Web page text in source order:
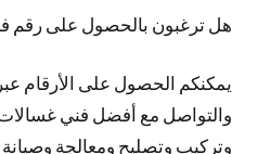
هل ترغبون بالحصول على رقم
يمكنكم الحصول على الأرقام
والتواصل مع أفضل فني
وتركيب وتصليح ومعالجة